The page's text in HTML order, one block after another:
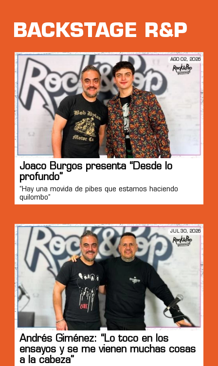
BACKSTAGE R&P
AGO 02, 2026
Joaco Burgos presenta “Desde lo
profundo”
“Hay una movida de pibes que estamos haciendo
quilombo”
JUL 30, 2026
Andrés Giménez: “Lo toco en los
ensayos y se me vienen muchas cosas
a la cabeza”